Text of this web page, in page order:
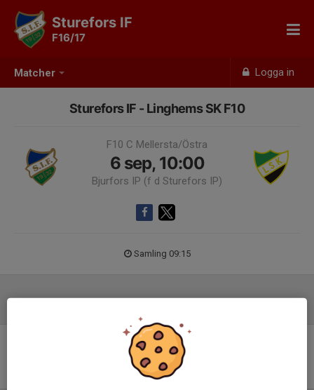
Matcher Logga in
Sturefors IF
F16/17
Sturefors IF - Linghems SK F10
F10 C Mellersta/Östra
6 sep, 10:00
Bjurfors IP (f d Sturefors IP)
Samling 09:15
Ingen uppställning ifylld